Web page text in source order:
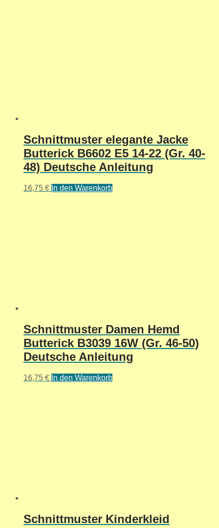
Schnittmuster elegante Jacke
Butterick B6602 E5 14-22 (Gr. 40-
48) Deutsche Anleitung
16,75 € In den Warenkorb
Schnittmuster Damen Hemd
Butterick B3039 16W (Gr. 46-50)
Deutsche Anleitung
16,75 € In den Warenkorb
Schnittmuster Kinderkleid